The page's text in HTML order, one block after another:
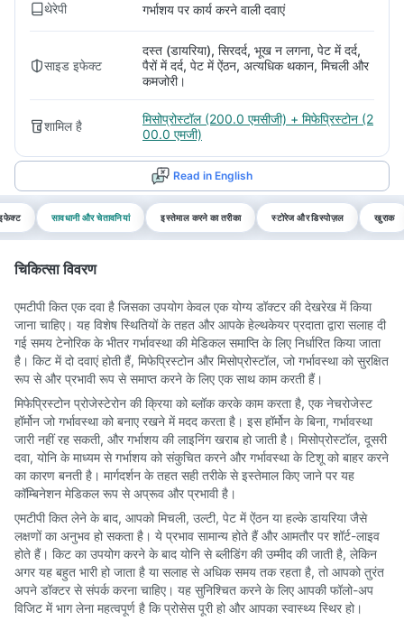
थेरेपी गर्भाशय पर कार्य करने वाली दवाएं
साइड इफेक्ट
दस्त (डायरिया), सिरदर्द, भूख न लगना, पेट में दर्द,
पैरों में दर्द, पेट में ऐंठन, अत्यधिक थकान, मिचली और
कमजोरी।
शामिल है
मिसोप्रोस्टॉल (200.0 एमसीजी) + मिफेप्रिस्टोन (2
00.0 एमजी)
Read in English
सावधानी और चेतावनियां इस्तेमाल करने का तरीका स्टोरेज और डिस्पोज़ल खुराक
चिकित्सा विवरण
एमटीपी कित एक दवा है जिसका उपयोग केवल एक योग्य डॉक्टर की देखरेख में किया
जाना चाहिए। यह विशेष स्थितियों के तहत और आपके हेल्थकेयर प्रदाता द्वारा सलाह दी
गई समय टेनोरिक के भीतर गर्भावस्था की मेडिकल समाप्ति के लिए निर्धारित किया जाता
है। किट में दो दवाएं होती हैं, मिफेप्रिस्टोन और मिसोप्रोस्टॉल, जो गर्भावस्था को सुरक्षित
रूप से और प्रभावी रूप से समाप्त करने के लिए एक साथ काम करती हैं।
मिफेप्रिस्टोन प्रोजेस्टेरोन की क्रिया को ब्लॉक करके काम करता है, एक नेचरोजेस्ट
हॉर्मोन जो गर्भावस्था को बनाए रखने में मदद करता है। इस हॉर्मोन के बिना, गर्भावस्था
जारी नहीं रह सकती, और गर्भाशय की लाइनिंग खराब हो जाती है। मिसोप्रोस्टॉल, दूसरी
दवा, योनि के माध्यम से गर्भाशय को संकुचित करने और गर्भावस्था के टिशू को बाहर करने
का कारण बनती है। मार्गदर्शन के तहत सही तरीके से इस्तेमाल किए जाने पर यह
कॉम्बिनेशन मेडिकल रूप से अप्रूव और प्रभावी है।
एमटीपी कित लेने के बाद, आपको मिचली, उल्टी, पेट में ऐंठन या हल्के डायरिया जैसे
लक्षणों का अनुभव हो सकता है। ये प्रभाव सामान्य होते हैं और आमतौर पर शॉर्ट-लाइव
होते हैं। किट का उपयोग करने के बाद योनि से ब्लीडिंग की उम्मीद की जाती है, लेकिन
अगर यह बहुत भारी हो जाता है या सलाह से अधिक समय तक रहता है, तो आपको तुरंत
अपने डॉक्टर से संपर्क करना चाहिए। यह सुनिश्चित करने के लिए आपकी फॉलो-अप
विजिट में भाग लेना महत्वपूर्ण है कि प्रोसेस पूरी हो और आपका स्वास्थ्य स्थिर हो।